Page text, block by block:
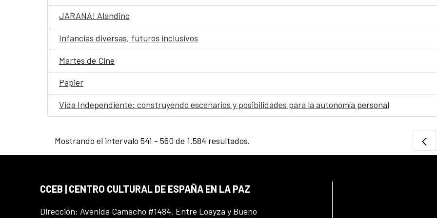
JARANA! Alandino
Infancias diversas, futuros inclusivos
Martes de Cine
Papier
Vida Independiente: construyendo escenarios y posibilidades para la autonomía personal
Mostrando el intervalo 541 - 560 de 1.584 resultados.
CCEB | CENTRO CULTURAL DE ESPAÑA EN LA PAZ
Dirección: Avenida Camacho #1484. Entre Loayza y Bueno